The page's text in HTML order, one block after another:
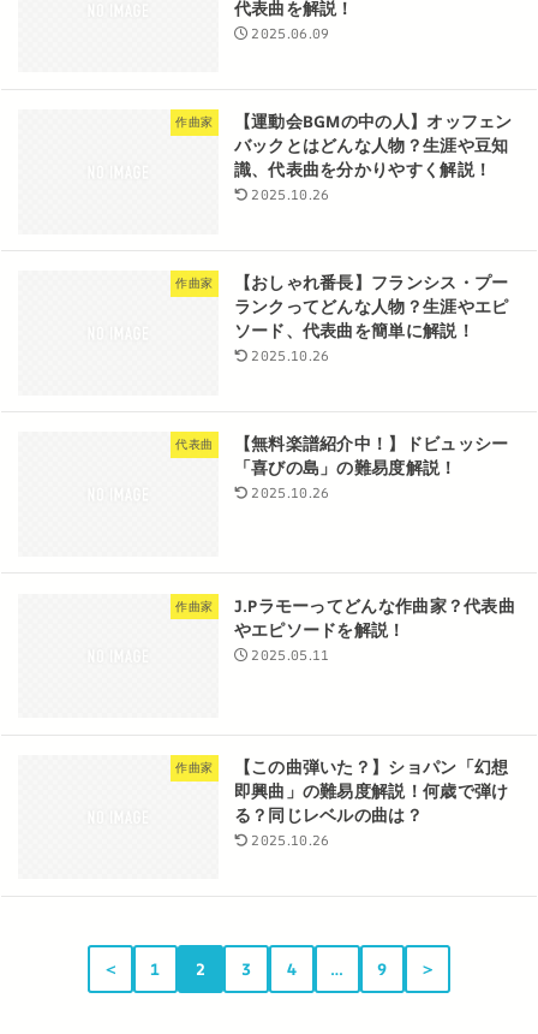
代表曲を解説！
2025.06.09
作曲家
【運動会BGMの中の人】オッフェン
バックとはどんな人物？生涯や豆知
識、代表曲を分かりやすく解説！
2025.10.26
作曲家
【おしゃれ番長】フランシス・プー
ランクってどんな人物？生涯やエピ
ソード、代表曲を簡単に解説！
2025.10.26
代表曲
【無料楽譜紹介中！】ドビュッシー
「喜びの島」の難易度解説！
2025.10.26
作曲家
J.Pラモーってどんな作曲家？代表曲
やエピソードを解説！
2025.05.11
作曲家
【この曲弾いた？】ショパン「幻想
即興曲」の難易度解説！何歳で弾け
る？同じレベルの曲は？
2025.10.26
＜ 1 2 3 4 … 9 ＞